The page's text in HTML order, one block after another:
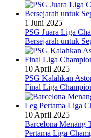
1 Juni 2025
PSG Juara Liga
Bersejarah untuk
10 April 2025
PSG Kalahkan
Final Liga
10 April 2025
Barcelona Menang
Pertama Liga